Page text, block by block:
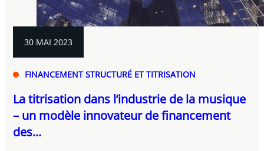
30 MAI 2023
FINANCEMENT STRUCTURÉ ET TITRISATION
La titrisation dans l’industrie de la musique
– un modèle innovateur de financement
des...